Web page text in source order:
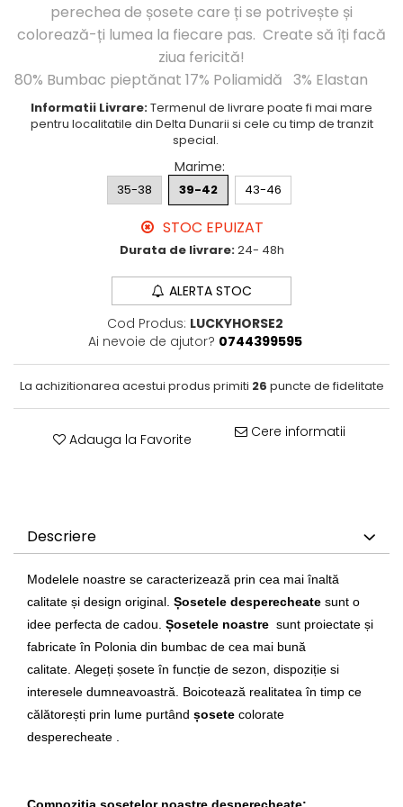
Cutie Cadou Merino
Drumetie
Sosete medicinale
Sosete termice
perechea de șosete care ți se potrivește și
colorează-ți lumea la fiecare pas. Create să îți facă
ziua fericită!
80% Bumbac pieptănat 17% Poliamidă 3% Elastan
Informatii Livrare:Termenul de livrare poate fi mai mare
pentru localitatile din Delta Dunarii si cele cu timp de tranzit
special.
Marime:
35-38 39-42 43-46
STOC EPUIZAT
Durata de livrare:24- 48h
ALERTA STOC
Cod Produs: LUCKYHORSE2
Ai nevoie de ajutor? 0744399595
La achizitionarea acestui produs primiti 26 puncte de fidelitate
Adauga la Favorite Cere informatii
Descriere
Modelele noastre se caracterizează prin cea mai înaltă
calitate și design original. Șosetele desperecheate sunt o
idee perfecta de cadou. Șosetele noastre sunt proiectate și
fabricate în Polonia din bumbac de cea mai bună
calitate. Alegeți șosete în funcție de sezon, dispoziție si
interesele dumneavoastră. Boicotează realitatea în timp ce
călătorești prin lume purtând șosete colorate
desperecheate .